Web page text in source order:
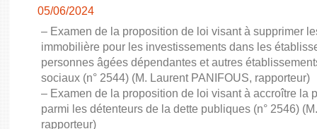
05/06/2024
– Examen de la proposition de loi visant à supprimer
immobilière pour les investissements dans les
personnes âgées dépendantes et autres
sociaux (n° 2544) (M. Laurent PANIFOUS, rapporteur)
– Examen de la proposition de loi visant à accroître la
parmi les détenteurs de la dette publiques (n° 2546)
rapporteur)